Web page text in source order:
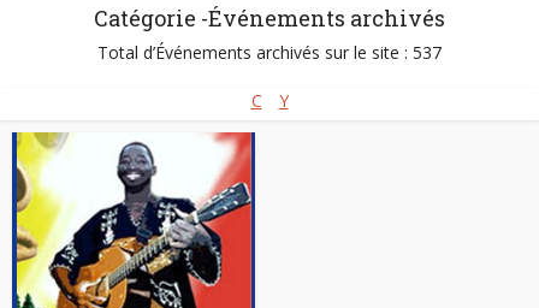
Catégorie -Événements archivés
Total d’Événements archivés sur le site : 537
C Y